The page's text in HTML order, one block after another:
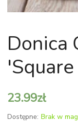
Donica
'Square
23.99zł
Dostępne: Brak w